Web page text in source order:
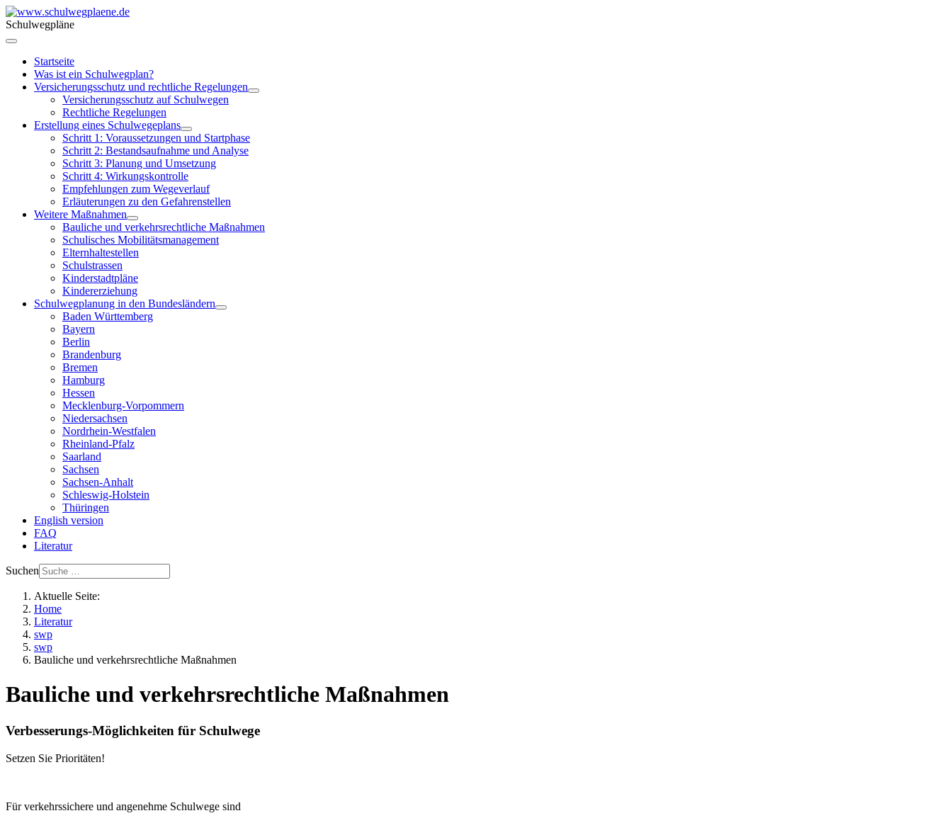
Schulwegpläne
Startseite
Was ist ein Schulwegplan?
Versicherungsschutz und rechtliche Regelungen
Versicherungsschutz auf Schulwegen
Rechtliche Regelungen
Erstellung eines Schulwegeplans
Schritt 1: Voraussetzungen und Startphase
Schritt 2: Bestandsaufnahme und Analyse
Schritt 3: Planung und Umsetzung
Schritt 4: Wirkungskontrolle
Empfehlungen zum Wegeverlauf
Erläuterungen zu den Gefahrenstellen
Weitere Maßnahmen
Bauliche und verkehrsrechtliche Maßnahmen
Schulisches Mobilitätsmanagement
Elternhaltestellen
Schulstrassen
Kinderstadtpläne
Kindererziehung
Schulwegplanung in den Bundesländern
Baden Württemberg
Bayern
Berlin
Brandenburg
Bremen
Hamburg
Hessen
Mecklenburg-Vorpommern
Niedersachsen
Nordrhein-Westfalen
Rheinland-Pfalz
Saarland
Sachsen
Sachsen-Anhalt
Schleswig-Holstein
Thüringen
English version
FAQ
Literatur
Suchen
Aktuelle Seite:
Home
Literatur
swp
swp
Bauliche und verkehrsrechtliche Maßnahmen
Bauliche und verkehrsrechtliche Maßnahmen
Verbesserungs-Möglichkeiten für Schulwege
Setzen Sie Prioritäten!
Für verkehrssichere und angenehme Schulwege sind